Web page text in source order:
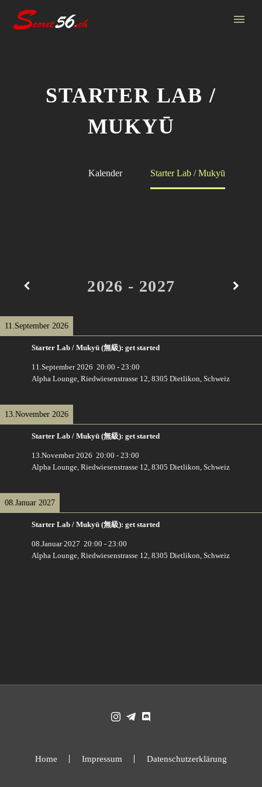
STARTER LAB /
MUKYŪ
Kalender Starter Lab / Mukyū
2026 - 2027
11.September 2026
Starter Lab / Mukyū (無級): get started
11.September 2026 20:00 - 23:00
Alpha Lounge, Riedwiesenstrasse 12, 8305 Dietlikon, Schweiz
13.November 2026
Starter Lab / Mukyū (無級): get started
13.November 2026 20:00 - 23:00
Alpha Lounge, Riedwiesenstrasse 12, 8305 Dietlikon, Schweiz
08.Januar 2027
Starter Lab / Mukyū (無級): get started
08.Januar 2027 20:00 - 23:00
Alpha Lounge, Riedwiesenstrasse 12, 8305 Dietlikon, Schweiz
Home Impressum Datenschutzerklärung